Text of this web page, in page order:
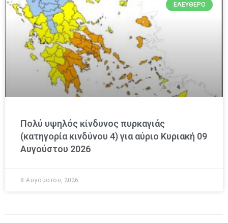
ΕΛΕΎΘΕΡΟ
Πολύ υψηλός κίνδυνος πυρκαγιάς
(κατηγορία κινδύνου 4) για αύριο Κυριακή 09
Αυγούστου 2026
8 Αυγούστου, 2026